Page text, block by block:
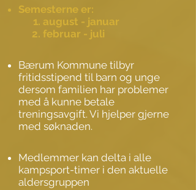
Semesterne er:
august - januar​
​februar - juli
Bærum Kommune tilbyr
fritidsstipend til barn og unge
dersom familien har problemer
med å kunne betale
treningsavgift. Vi hjelper gjerne
med søknaden.
Medlemmer kan delta i alle
kampsport-timer i den aktuelle
aldersgruppen